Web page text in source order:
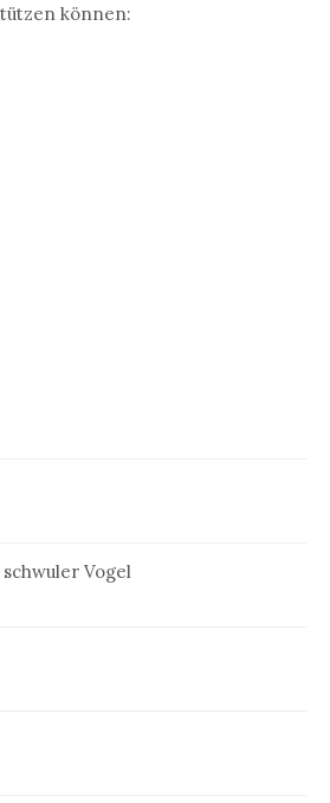
können:
Vogel